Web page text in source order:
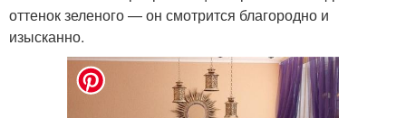
оттенок зеленого — он смотрится благородно и
изысканно.